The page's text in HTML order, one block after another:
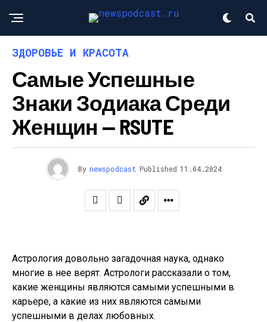
ЗДОРОВЬЕ И КРАСОТА
Самые Успешные
Знаки Зодиака Среди
Женщин — RSUTE
By newspodcast Published 11.04.2024
Астрология довольно загадочная наука, однако
многие в нее верят. Астрологи рассказали о том,
какие женщины являются самыми успешными в
карьере, а какие из них являются самыми
успешными в делах любовных.